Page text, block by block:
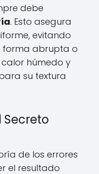
debe
. Esto asegura
evitando
forma abrupta o
calor húmedo y
su textura
Secreto
de los errores
el resultado